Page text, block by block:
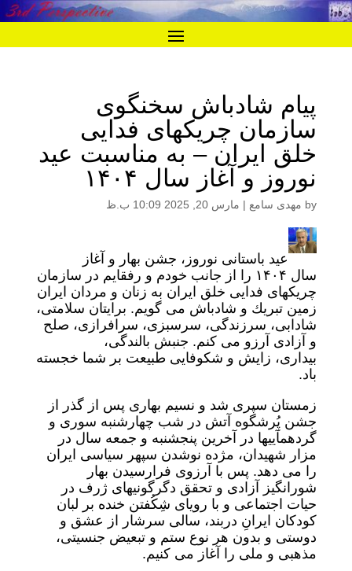
پیام شادباش سخنگوی
سازمان چریکهای فدایی
خلق ایران – به مناسبت عید
نوروز و آغاز سال ۱۴۰۴
by مهدی سامع | مارس 20, 2025 10:09 ب.ظ
عید باستانی نوروز، جشن بهار و آغاز
سال ۱۴۰۴ را از جانب خودم و رفقایم در سازمان
چریكهای فدایی خلق ایران به زنان و مردان ایران
زمین تبریك و شادباش می گویم. برایتان سلامتی،
شادابی، سرزندگی، سرسبزی، سرافرازی، صلح
و آزادی آرزو می كنم. جنبش بالندگی،
بیداری، زایش و شکوفایی طبیعت بر شما خجسته
باد.
زمستان سپری شد و نسیم بهاری پس از گذر از
جشن پُرشگوه آتش در شب چهارشنبه سوری و
گردهمآییها در آخرین پنجشنبه و جمعه سال در
مزار شهیدان، مژده نوشدن سپهر سیاسی ایران
را می دهد. پس با آرزوی فرارسیدن بهار
شورانگیز آزادی و تحقق دگرگونیهای ژرف در
حیات اجتماعی و با رویای شِکُفتن خنده بر لبان
کودکان ایرانِ دربند، سالی سرشار از عشق و
دوستی و بدون هر نوع ستم و تبعیض جنسیتی،
مذهبی و ملی را آغاز می کنیم.